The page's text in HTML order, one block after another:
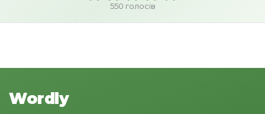
550 голосів
Wordly